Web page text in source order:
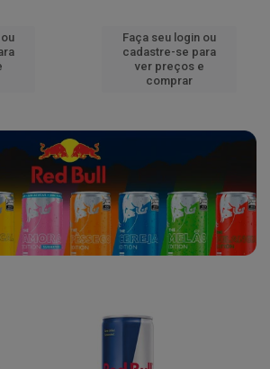
Faça seu login ou
cadastre-se para
ver preços e
comprar